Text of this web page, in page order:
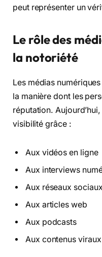
peut représenter un
Le rôle des
la notoriété
Les médias
la manière dont les
réputation.
visibilité grâce :
Aux vidéos en ligne
Aux interviews
Aux réseaux sociaux
Aux articles web
Aux podcasts
Aux contenus viraux